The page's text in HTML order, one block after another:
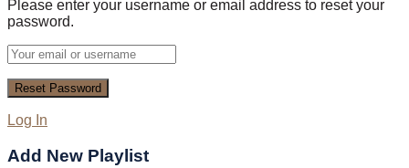
Please enter your username or email address to reset your
password.
Log In
Add New Playlist